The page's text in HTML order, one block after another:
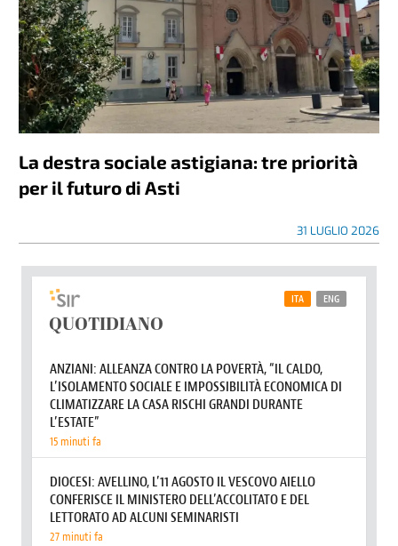
La destra sociale astigiana: tre priorità
per il futuro di Asti
31 LUGLIO 2026